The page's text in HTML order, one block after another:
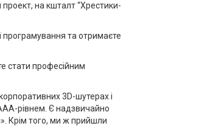
на кшталт “Хрестики-
програмування та отримаєте
стати професійним
3D-шутерах і
рівнем. Є надзвичайно
Крім того, ми ж прийшли